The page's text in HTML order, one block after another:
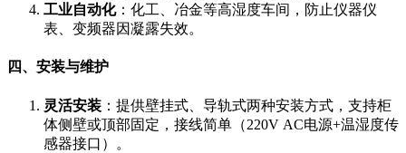
工业自动化：化工、冶金等高湿度车间，防止仪器仪
表、变频器因凝露失效。
四、安装与维护
灵活安装 ：提供壁挂式、导轨式两种安装方式，支持柜
体侧壁或顶部固定，接线简单（220V AC电源+温湿度传
感器接口）。